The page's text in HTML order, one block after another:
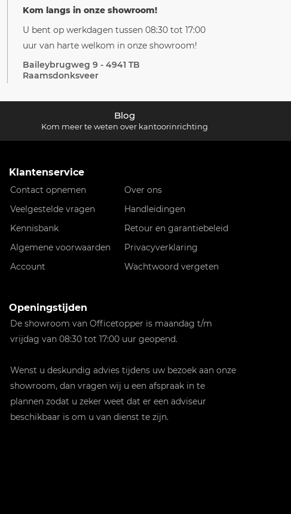
Kom langs in onze showroom!
U bent op werkdagen tussen 08:30 tot 17:00
uur van harte welkom in onze showroom!
Baileybrugweg 9 - 4941 TB
Raamsdonksveer
Blog
Kom meer te weten over kantoorinrichting
Klantenservice
Contact opnemen
Over ons
Veelgestelde vragen
Handleidingen
Kennisbank
Retour en garantiebeleid
Algemene voorwaarden
Privacyverklaring
Account
Wachtwoord vergeten
Openingstijden
De showroom van Officetopper is maandag t/m
vrijdag van 08:30 tot 17:00 uur geopend.
Wenst u deskundig advies tijdens uw bezoek aan onze
showroom, dan vragen wij u een afspraak in te
plannen zodat u zeker weet dat er een adviseur
beschikbaar is om u van dienst te zijn.